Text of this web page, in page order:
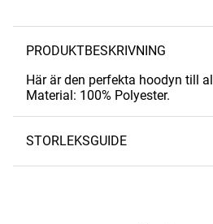
PRODUKTBESKRIVNING
Här är den perfekta hoodyn till
Material: 100% Polyester.
STORLEKSGUIDE